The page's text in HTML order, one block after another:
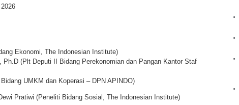
Ekonomi, The Indonesian Institute)
(Plt Deputi II Bidang Perekonomian dan Pangan Kantor Staf
UMKM dan Koperasi – DPN APINDO)
Pratiwi (Peneliti Bidang Sosial, The Indonesian Institute)